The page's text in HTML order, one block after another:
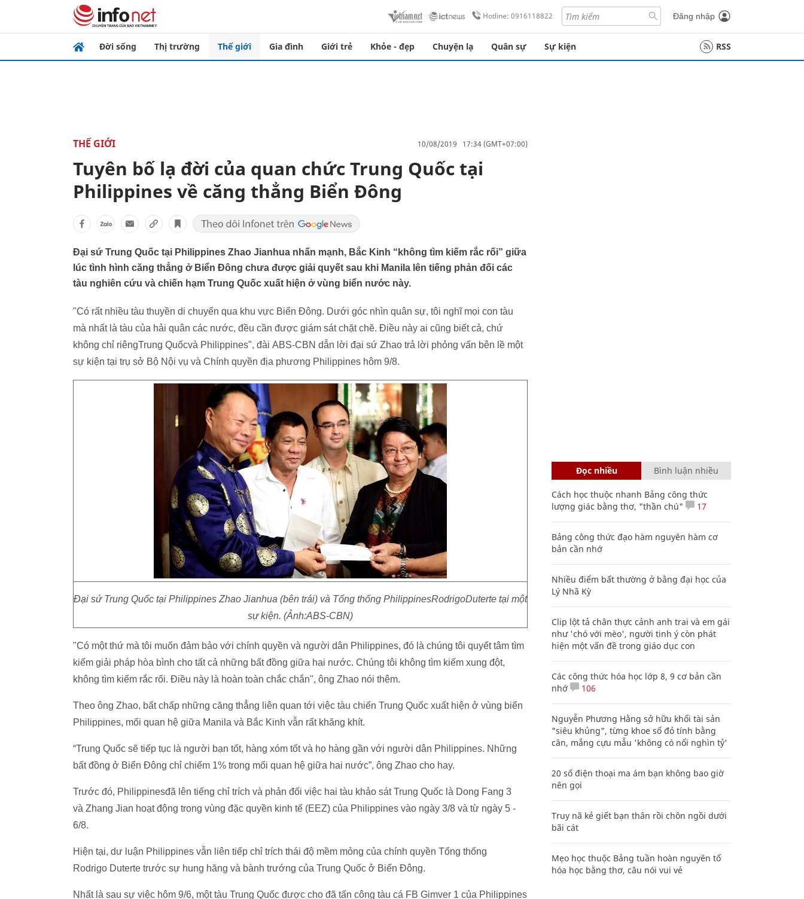
Hotline: 0916118822 Đăng nhập
Đời sống Thị trường Thế giới Gia đình Giới trẻ Khỏe - đẹp Chuyện lạ Quân sự Sự kiện RSS
THẾ GIỚI 10/08/2019 17:34 (GMT+07:00)
Tuyên bố lạ đời của quan chức Trung Quốc tại
Philippines về căng thẳng Biển Đông
Đại sứ Trung Quốc tại Philippines Zhao Jianhua nhấn mạnh, Bắc Kinh “không tìm kiếm rắc rối” giữa
lúc tình hình căng thẳng ở Biển Đông chưa được giải quyết sau khi Manila lên tiếng phản đối các
tàu nghiên cứu và chiến hạm Trung Quốc xuất hiện ở vùng biển nước này.
"Có rất nhiều tàu thuyền di chuyển qua khu vực Biển Đông. Dưới góc nhìn quân sự, tôi nghĩ mọi con tàu
mà nhất là tàu của hải quân các nước, đều cần được giám sát chặt chẽ. Điều này ai cũng biết cả, chứ
không chỉ riêngTrung Quốcvà Philippines", đài ABS-CBN dẫn lời đại sứ Zhao trả lời phỏng vấn bên lề một
sự kiện tại trụ sở Bộ Nội vụ và Chính quyền địa phương Philippines hôm 9/8.
Đại sứ Trung Quốc tại Philippines Zhao Jianhua (bên trái) và Tổng thống PhilippinesRodrigoDuterte tại một
sự kiện. (Ảnh:ABS-CBN)
"Có một thứ mà tôi muốn đảm bảo với chính quyền và người dân Philippines, đó là chúng tôi quyết tâm tìm
kiếm giải pháp hòa bình cho tất cả những bất đồng giữa hai nước. Chúng tôi không tìm kiếm xung đột,
không tìm kiếm rắc rối. Điều này là hoàn toàn chắc chắn", ông Zhao nói thêm.
Theo ông Zhao, bất chấp những căng thẳng liên quan tới việc tàu chiến Trung Quốc xuất hiện ở vùng biển
Philippines, mối quan hệ giữa Manila và Bắc Kinh vẫn rất khăng khít.
“Trung Quốc sẽ tiếp tục là người bạn tốt, hàng xóm tốt và họ hàng gần với người dân Philippines. Những
bất đồng ở Biển Đông chỉ chiếm 1% trong mối quan hệ giữa hai nước”, ông Zhao cho hay.
Trước đó, Philippinesđã lên tiếng chỉ trích và phản đối việc hai tàu khảo sát Trung Quốc là Dong Fang 3
và Zhang Jian hoạt động trong vùng đặc quyền kinh tế (EEZ) của Philippines vào ngày 3/8 và từ ngày 5 -
6/8.
Hiện tại, dư luận Philippines vẫn liên tiếp chỉ trích thái độ mềm mỏng của chính quyền Tổng thống
Rodrigo Duterte trước sự hung hăng và bành trướng của Trung Quốc ở Biển Đông.
Nhất là sau sự việc hôm 9/6, một tàu Trung Quốc được cho đã tấn công tàu cá FB Gimver 1 của Philippines
Đọc nhiều Bình luận nhiều
Cách học thuộc nhanh Bảng công thức
lượng giác bằng thơ, "thần chú"
17
Bảng công thức đạo hàm nguyên hàm cơ
bản cần nhớ
Nhiều điểm bất thường ở bằng đại học của
Lý Nhã Kỳ
Clip lột tả chân thực cảnh anh trai và em gái
như 'chó với mèo', người tinh ý còn phát
hiện một vấn đề trong giáo dục con
Các công thức hóa học lớp 8, 9 cơ bản cần
nhớ
106
Nguyễn Phương Hằng sở hữu khối tài sản
"siêu khủng", từng khoe sổ đỏ tính bằng
cân, mắng cựu mẫu 'không có nổi nghìn tỷ'
20 số điện thoại ma ám bạn không bao giờ
nên gọi
Truy nã kẻ giết bạn thân rồi chôn ngồi dưới
bãi cát
Mẹo học thuộc Bảng tuần hoàn nguyên tố
hóa học bằng thơ, câu nói vui vẻ